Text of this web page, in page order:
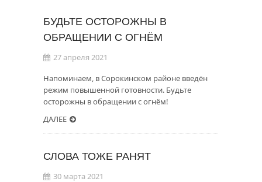
БУДЬТЕ ОСТОРОЖНЫ В
ОБРАЩЕНИИ С ОГНЁМ
27 апреля 2021
Напоминаем, в Сорокинском районе введён
режим повышенной готовности. Будьте
осторожны в обращении с огнём!
ДАЛЕЕ
СЛОВА ТОЖЕ РАНЯТ
30 марта 2021